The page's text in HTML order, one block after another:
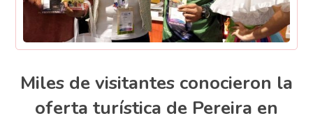
Miles de visitantes conocieron la
oferta turística de Pereira en